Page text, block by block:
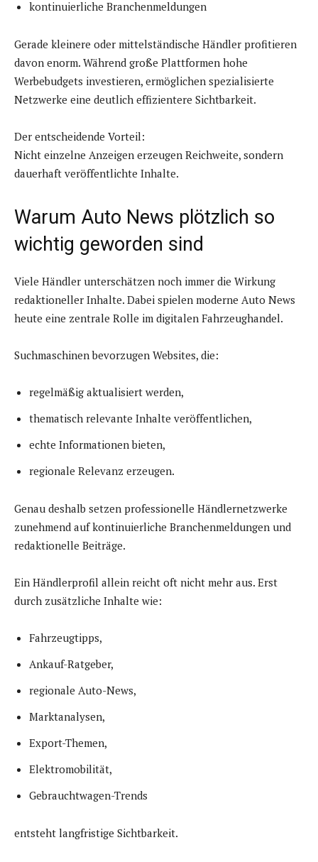
kontinuierliche Branchenmeldungen
Gerade kleinere oder mittelständische Händler profitieren
davon enorm. Während große Plattformen hohe
Werbebudgets investieren, ermöglichen spezialisierte
Netzwerke eine deutlich effizientere Sichtbarkeit.
Der entscheidende Vorteil:
Nicht einzelne Anzeigen erzeugen Reichweite, sondern
dauerhaft veröffentlichte Inhalte.
Warum Auto News plötzlich so
wichtig geworden sind
Viele Händler unterschätzen noch immer die Wirkung
redaktioneller Inhalte. Dabei spielen moderne Auto News
heute eine zentrale Rolle im digitalen Fahrzeughandel.
Suchmaschinen bevorzugen Websites, die:
regelmäßig aktualisiert werden,
thematisch relevante Inhalte veröffentlichen,
echte Informationen bieten,
regionale Relevanz erzeugen.
Genau deshalb setzen professionelle Händlernetzwerke
zunehmend auf kontinuierliche Branchenmeldungen und
redaktionelle Beiträge.
Ein Händlerprofil allein reicht oft nicht mehr aus. Erst
durch zusätzliche Inhalte wie:
Fahrzeugtipps,
Ankauf-Ratgeber,
regionale Auto-News,
Marktanalysen,
Export-Themen,
Elektromobilität,
Gebrauchtwagen-Trends
entsteht langfristige Sichtbarkeit.